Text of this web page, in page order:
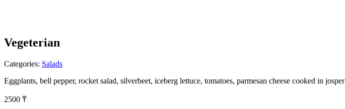
Vegeterian
Categories: Salads
Eggplants, bell pepper, rocket salad, silverbeet, iceberg lettuce, tomatoes, parmesan cheese cooked in josper
2500 ₸